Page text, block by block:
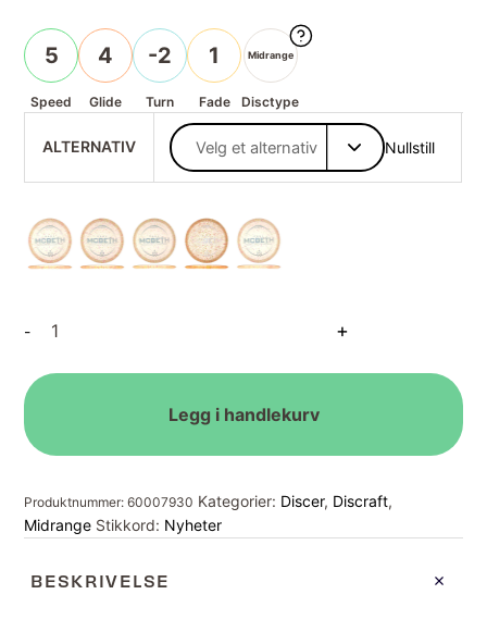
5
Speed
4
Glide
-2
Turn
1
Fade
Midrange
Disctype
ALTERNATIV Nullstill
-
Confetti
SS
2025
+
Legg i handlekurv
Produktnummer:60007930 Kategorier: Discer, Discraft,
Midrange Stikkord: Nyheter
BESKRIVELSE